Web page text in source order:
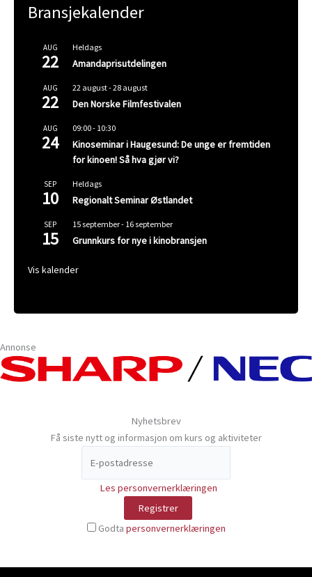
Bransjekalender
AUG
22
Heldags
Amandaprisutdelingen
AUG
22
22 august-28 august
Den Norske Filmfestivalen
AUG
24
09:00- 10:30
Kinoseminar i Haugesund: De unge er fremtiden
for kinoen! Så hva gjør vi?
SEP
10
Heldags
Regionalt Seminar Østlandet
SEP
15
15 september- 16 september
Grunnkurs for nye i kinobransjen
Vis kalender
Annonse
Nyhetsbrev
Få siste nytt og informasjon om kurs og aktiviteter
Les personvernerklæringen
Godta personvernerklæringen